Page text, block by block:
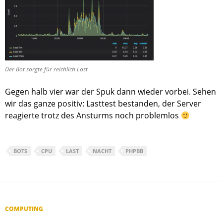
Der Bot sorgte für reichlich Last
Gegen halb vier war der Spuk dann wieder vorbei. Sehen
wir das ganze positiv: Lasttest bestanden, der Server
reagierte trotz des Ansturms noch problemlos
BOTS CPU LAST NACHT PHPBB
COMPUTING